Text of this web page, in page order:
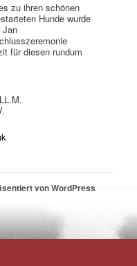
zu ihren schönen
Hunde wurde
Jan
für diesen rundum
von WordPress